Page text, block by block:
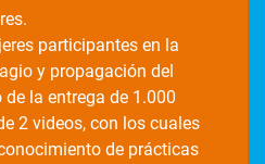
participantes en la
y propagación del
de la entrega de 1.000
2 videos, con los cuales
de prácticas